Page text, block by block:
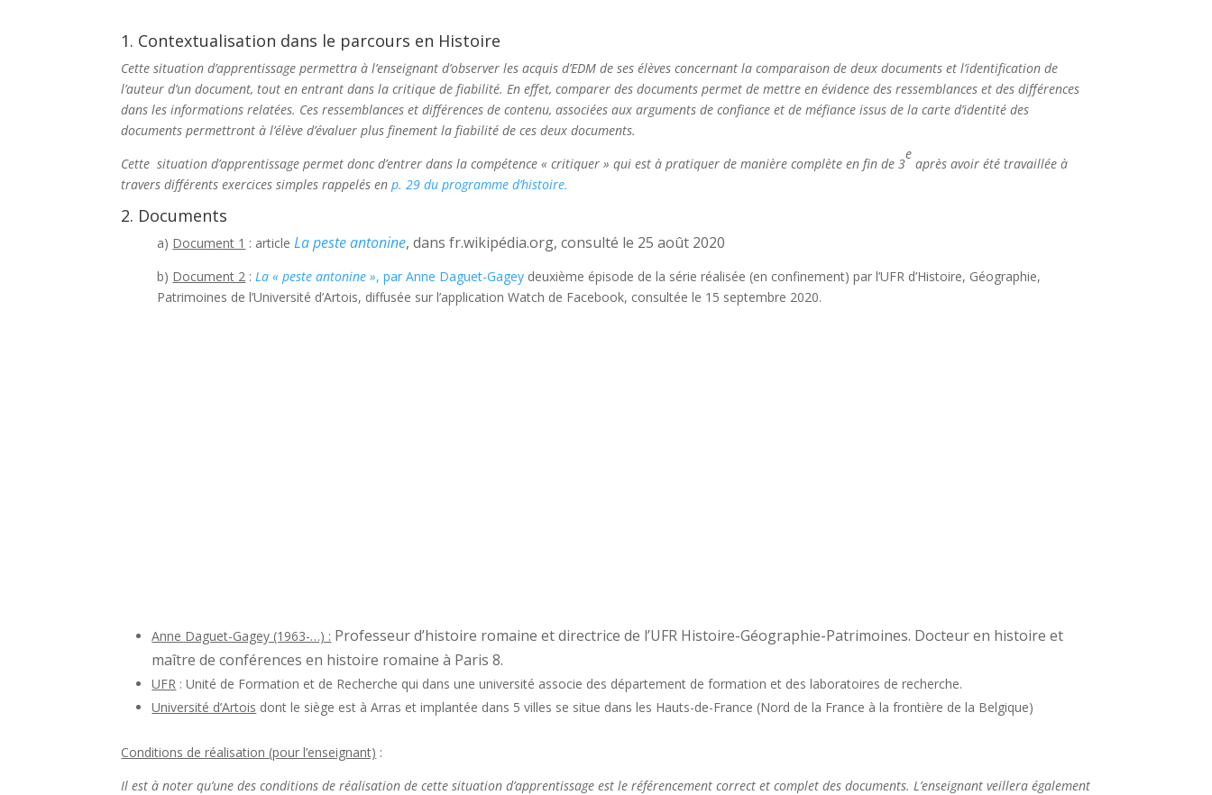
1. Contextualisation dans le parcours en Histoire
Cette situation d’apprentissage permettra à l’enseignant d’observer les acquis d’EDM de ses élèves concernant la comparaison de deux documents et l’identification de
l’auteur d’un document, tout en entrant dans la critique de fiabilité.En effet, comparer des documents permet de mettre en évidence des ressemblances et des différences
dans les informations relatées. Ces ressemblances et différences de contenu, associées aux arguments de confiance et de méfiance issus de la carte d’identité des
documents permettront à l’élève d’évaluer plus finement la fiabilité de ces deux documents.
Cette situation d’apprentissage permet donc d’entrer dans la compétence « critiquer » qui est à pratiquer de manière complète en fin de 3
e
après avoir été travaillée à
travers différents exercices simples rappelés en p. 29 du programme d’histoire.
2. Documents
a) Document 1 : articleLa peste antonine, dans fr.wikipédia.org, consulté le 25 août 2020
b) Document 2 :La « peste antonine »,par Anne Daguet-Gagey deuxième épisode de la série réalisée (en confinement) par l’UFR d’Histoire, Géographie,
Patrimoines de l’Université d’Artois, diffusée sur l’application Watch de Facebook, consultée le 15 septembre 2020.
Anne Daguet-Gagey (1963-…) : Professeur d’histoire romaine et directrice de l’UFR Histoire-Géographie-Patrimoines. Docteur en histoire et
maître de conférences en histoire romaine à Paris 8.
UFR : Unité de Formation et de Recherche qui dans une université associe des département de formation et des laboratoires de recherche.
Université d’Artois dont le siège est à Arras et implantée dans 5 villes se situe dans les Hauts-de-France (Nord de la France à la frontière de la Belgique)
Conditions de réalisation (pour l’enseignant) :
Il est à noter qu’une des conditions de réalisation de cette situation d’apprentissage est le référencement correct et complet des documents. L’enseignant veillera également